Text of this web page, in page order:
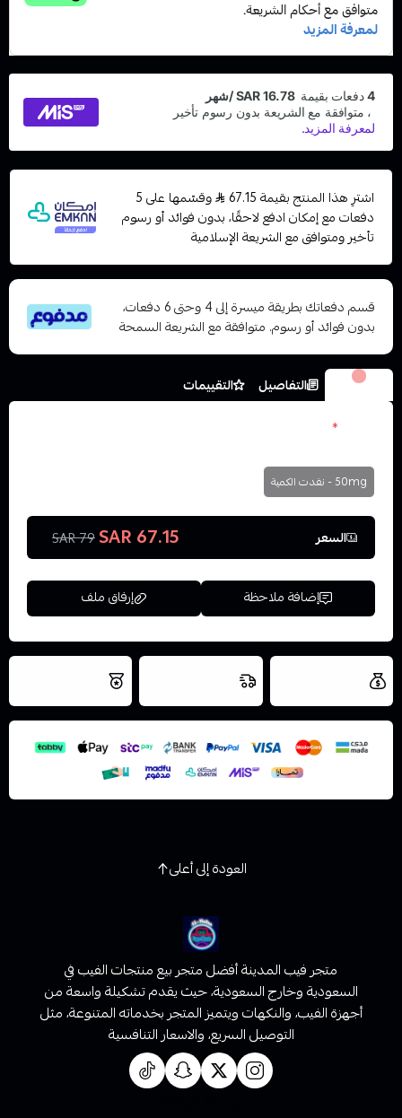
اشترِ هذا المنتج بقيمة 67.15
وقسّمها على 5
دفعات مع إمكان ادفع لاحقًا، بدون فوائد أو رسوم
تأخير ومتوافق مع الشريعة الإسلامية
قسم دفعاتك بطريقة ميسرة إلى 4 وحتى 6 دفعات،
بدون فوائد أو رسوم. متوافقة مع الشريعة السمحة
الخيارات التفاصيل
التقييمات
*
50mg - نفدت الكمية
السعر 67.15 SAR
79 SAR
إضافة ملاحظة إرفاق ملف
اسحب و افلت الملف هنا
استعراض
نتميز بلجودة
العودة إلى أعلى
متجر فيب المدينة أفضل متجر بيع منتجات الفيب في
السعودية وخارج السعودية، حيث يقدم تشكيلة واسعة من
أجهزة الفيب، والنكهات ويتميز المتجر بخدماته المتنوعة، مثل
التوصيل السريع، والاسعار التنافسية